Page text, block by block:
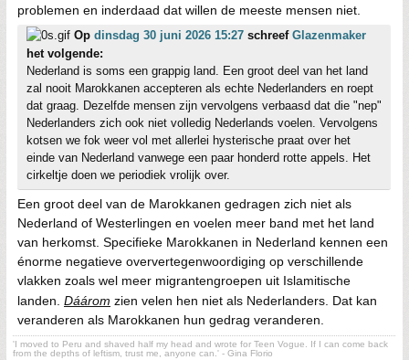
problemen en inderdaad dat willen de meeste mensen niet.
Op dinsdag 30 juni 2026 15:27 schreef Glazenmaker
het volgende:
Nederland is soms een grappig land. Een groot deel van het land
zal nooit Marokkanen accepteren als echte Nederlanders en roept
dat graag. Dezelfde mensen zijn vervolgens verbaasd dat die "nep"
Nederlanders zich ook niet volledig Nederlands voelen. Vervolgens
kotsen we fok weer vol met allerlei hysterische praat over het
einde van Nederland vanwege een paar honderd rotte appels. Het
cirkeltje doen we periodiek vrolijk over.
Een groot deel van de Marokkanen gedragen zich niet als
Nederland of Westerlingen en voelen meer band met het land
van herkomst. Specifieke Marokkanen in Nederland kennen een
énorme negatieve oververtegenwoordiging op verschillende
vlakken zoals wel meer migrantengroepen uit Islamitische
landen. Dáárom zien velen hen niet als Nederlanders. Dat kan
veranderen als Marokkanen hun gedrag veranderen.
'I moved to Peru and shaved half my head and wrote for Teen Vogue. If I can come back
from the depths of leftism, trust me, anyone can.' - Gina Florio